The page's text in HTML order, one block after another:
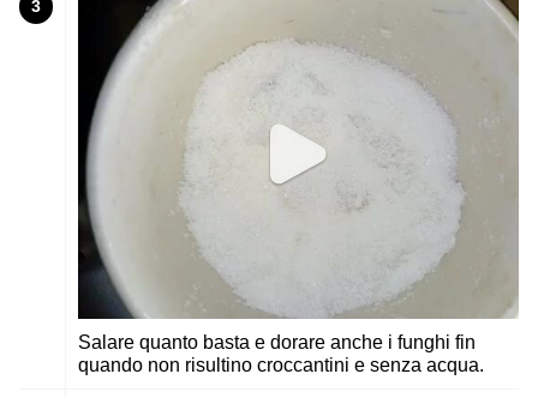
3
Salare quanto basta e dorare anche i funghi fin
quando non risultino croccantini e senza acqua.